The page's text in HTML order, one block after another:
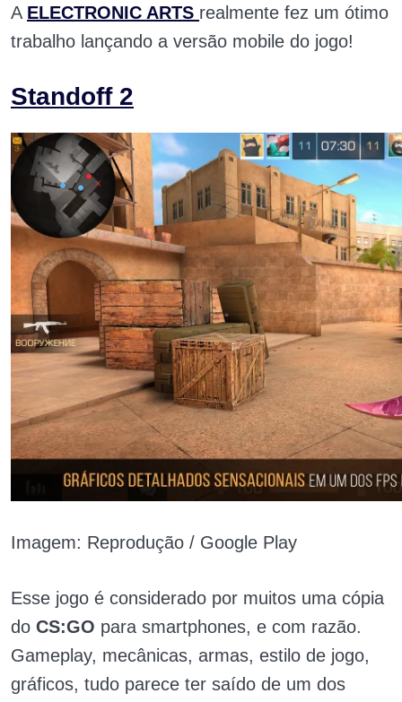
A ELECTRONIC ARTS realmente fez um ótimo
trabalho lançando a versão mobile do jogo!
Standoff 2
Imagem: Reprodução / Google Play
Esse jogo é considerado por muitos uma cópia
do CS:GO para smartphones, e com razão.
Gameplay, mecânicas, armas, estilo de jogo,
gráficos, tudo parece ter saído de um dos